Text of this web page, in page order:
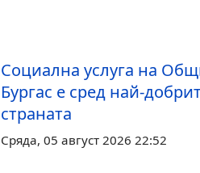
Социална услуга на
Бургас е сред най-
страната
Сряда, 05 август 2026 22:52